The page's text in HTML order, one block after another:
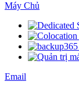
Máy Chủ
Email